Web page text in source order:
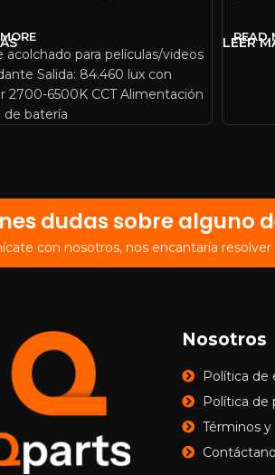
acolchado para películas/videos
Salida: 84.460 lux con
2700-6500K CCT Alimentación
de batería
READ
dudas sobre alguno
con nosotros, nos encantaría
Nosotros
Política de
Política de
Términos